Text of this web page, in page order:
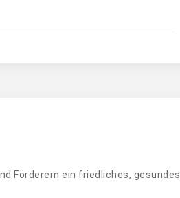
Förderern ein friedliches, gesundes